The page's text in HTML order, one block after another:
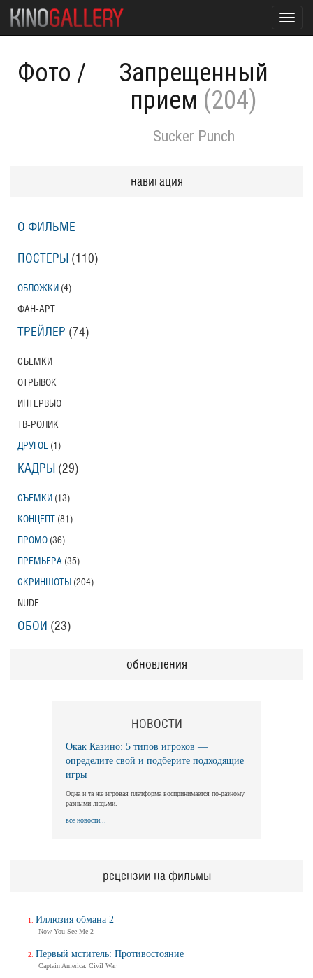
Фото /
Запрещенный
прием (204)
Sucker Punch
навигация
О ФИЛЬМЕ
ПОСТЕРЫ (110)
ОБЛОЖКИ (4)
ФАН-АРТ
ТРЕЙЛЕР (74)
СЪЕМКИ
ОТРЫВОК
ИНТЕРВЬЮ
ТВ-РОЛИК
ДРУГОЕ (1)
КАДРЫ (29)
СЪЕМКИ (13)
КОНЦЕПТ (81)
ПРОМО (36)
ПРЕМЬЕРА (35)
СКРИНШОТЫ (204)
NUDE
ОБОИ (23)
обновления
НОВОСТИ
Окак Казино: 5 типов игроков —
определите свой и подберите подходящие
игры
Одна и та же игровая платформа воспринимается по-разному
разными людьми.
все новости...
рецензии на фильмы
Иллюзия обмана 2
Now You See Me 2
Первый мститель: Противостояние
Captain America: Civil War